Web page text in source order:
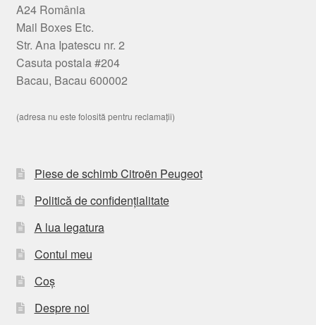
A24 România
Mail Boxes Etc.
Str. Ana Ipatescu nr. 2
Casuta postala #204
Bacau, Bacau 600002
(adresa nu este folosită pentru reclamații)
Piese de schimb Citroën Peugeot
Politică de confidențialitate
A lua legatura
Contul meu
Coș
Despre noi